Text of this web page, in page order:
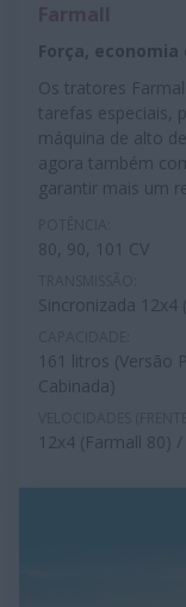
Força,
Os tratores
tarefas especiais,
máquina de alto
agora também
garantir mais um
80, 90, 101 CV
Sincronizada 12x4
161 litros (Versão
Cabinada)
12x4 (Farmall 80)